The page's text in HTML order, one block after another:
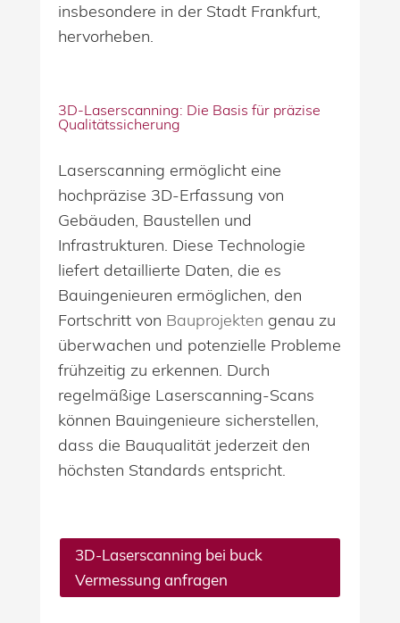
insbesondere in der Stadt Frankfurt,
hervorheben.
3D-Laserscanning: Die Basis für präzise
Qualitätssicherung
Laserscanning ermöglicht eine
hochpräzise 3D-Erfassung von
Gebäuden, Baustellen und
Infrastrukturen. Diese Technologie
liefert detaillierte Daten, die es
Bauingenieuren ermöglichen, den
Fortschritt von Bauprojekten genau zu
überwachen und potenzielle Probleme
frühzeitig zu erkennen. Durch
regelmäßige Laserscanning-Scans
können Bauingenieure sicherstellen,
dass die Bauqualität jederzeit den
höchsten Standards entspricht.
3D-Laserscanning bei buck
Vermessung anfragen